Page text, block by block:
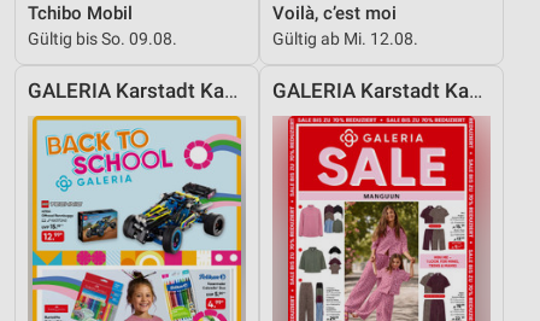
Tchibo Mobil
Gültig bis So. 09.08.
Voilà, c’est moi
Gültig ab Mi. 12.08.
GALERIA Karstadt Kaufhof GALERIA Karstadt Kaufhof